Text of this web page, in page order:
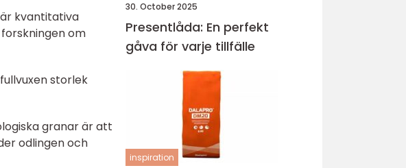
kvantitativa
om
storlek
granar är att
odlingen och
30. October 2025
Presentlåda: En perfekt
gåva för varje tillfälle
inspiration